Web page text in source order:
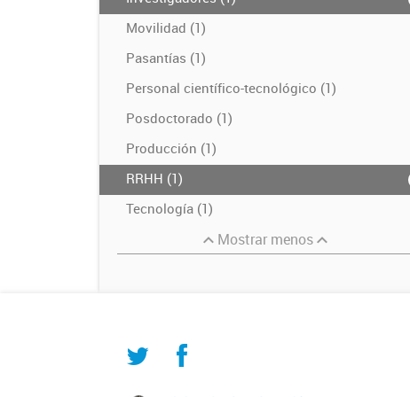
Movilidad (1)
Pasantías (1)
Personal científico-tecnológico (1)
Posdoctorado (1)
Producción (1)
RRHH (1)
Tecnología (1)
Mostrar menos